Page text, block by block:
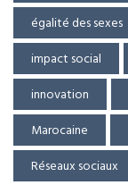
égalité des sexes
impact social
innovation
Marocaine
Réseaux sociaux